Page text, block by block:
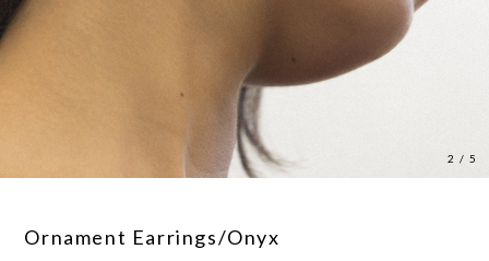
3 /5
Ornament Earrings/Onyx